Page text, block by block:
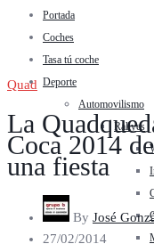
Portada
Coches
Tasa tú coche
Deporte
Automovilismo
Rallyes
Quad
La
Coca 2014
una fiesta
By José
27/02/2014